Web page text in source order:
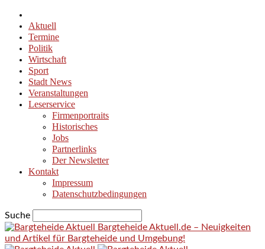
Aktuell
Termine
Politik
Wirtschaft
Sport
Stadt News
Veranstaltungen
Leserservice
Firmenportraits
Historisches
Jobs
Partnerlinks
Der Newsletter
Kontakt
Impressum
Datenschutzbedingungen
Suche
Bargteheide Aktuell.de – Neuigkeiten
und Artikel für Bargteheide und Umgebung!